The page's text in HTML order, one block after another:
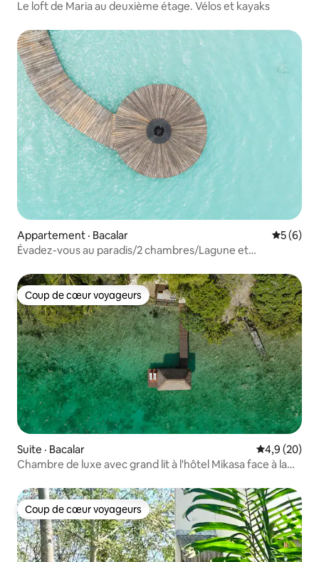
Le loft de Maria au deuxième étage. Vélos et kayaks
Appartement · Bacalar Note
5 (6)
Évadez-vous au paradis/2 chambres/Lagune et
Coup de cœur voyageurs
Coup de cœur voyageurs
Suite · Bacalar Note
4,9 (20)
Chambre de luxe avec grand lit à l'hôtel Mikasa face à la
Coup de cœur voyageurs
Coup de cœur voyageurs